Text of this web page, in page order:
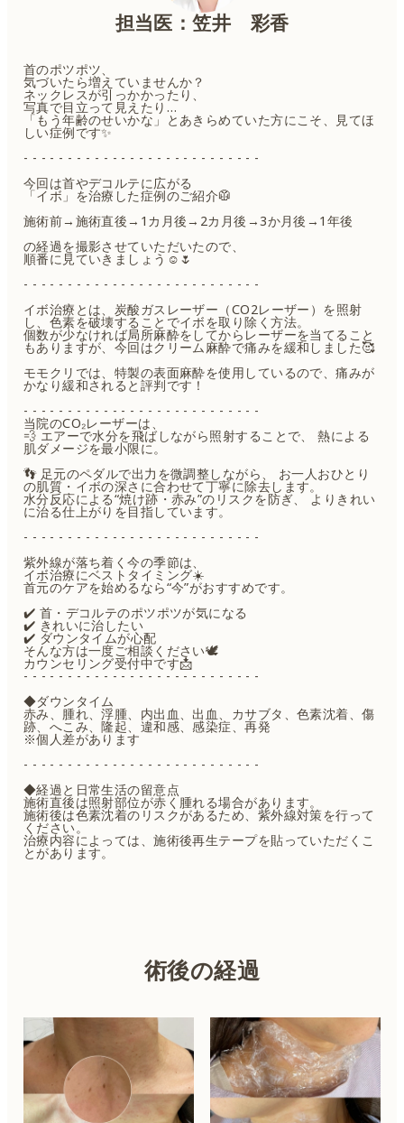
担当医：笠井 彩香
首のポツポツ、
気づいたら増えていませんか？
ネックレスが引っかかったり、
写真で目立って見えたり…
「もう年齢のせいかな」とあきらめていた方にこそ、見てほ
しい症例です✨
- - - - - - - - - - - - - - - - - - - - - - - - - - -
今回は首やデコルテに広がる
「イボ」を治療した症例のご紹介🥼
施術前→施術直後→1カ月後→2カ月後→3か月後→1年後
の経過を撮影させていただいたので、
順番に見ていきましょう☺️🌷
- - - - - - - - - - - - - - - - - - - - - - - - - - -
イボ治療とは、炭酸ガスレーザー（CO2レーザー）を照射
し、色素を破壊することでイボを取り除く方法。
個数が少なければ局所麻酔をしてからレーザーを当てること
もありますが、今回はクリーム麻酔で痛みを緩和しました🥰
モモクリでは、特製の表面麻酔を使用しているので、痛みが
かなり緩和されると評判です！
- - - - - - - - - - - - - - - - - - - - - - - - - - -
当院のCO₂レーザーは、
💨 エアーで水分を飛ばしながら照射することで、 熱による
肌ダメージを最小限に。
👣 足元のペダルで出力を微調整しながら、 お一人おひとり
の肌質・イボの深さに合わせて丁寧に除去します。
水分反応による“焼け跡・赤み”のリスクを防ぎ、 よりきれい
に治る仕上がりを目指しています。
- - - - - - - - - - - - - - - - - - - - - - - - - - -
紫外線が落ち着く今の季節は、
イボ治療にベストタイミング☀️
首元のケアを始めるなら“今”がおすすめです。
✔️ 首・デコルテのポツポツが気になる
✔️ きれいに治したい
✔️ ダウンタイムが心配
そんな方は一度ご相談ください🕊
カウンセリング受付中です📩
- - - - - - - - - - - - - - - - - - - - - - - - - - -
◆ダウンタイム
赤み、腫れ、浮腫、内出血、出血、カサブタ、色素沈着、傷
跡、へこみ、隆起、違和感、感染症、再発
※個人差があります
- - - - - - - - - - - - - - - - - - - - - - - - - - -
◆経過と日常生活の留意点
施術直後は照射部位が赤く腫れる場合があります。
施術後は色素沈着のリスクがあるため、紫外線対策を行って
ください。
治療内容によっては、施術後再生テープを貼っていただくこ
とがあります。
術後の経過